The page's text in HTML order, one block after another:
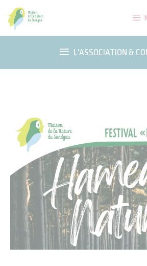
Aller
au
contenu
L'ASSOCIATION &